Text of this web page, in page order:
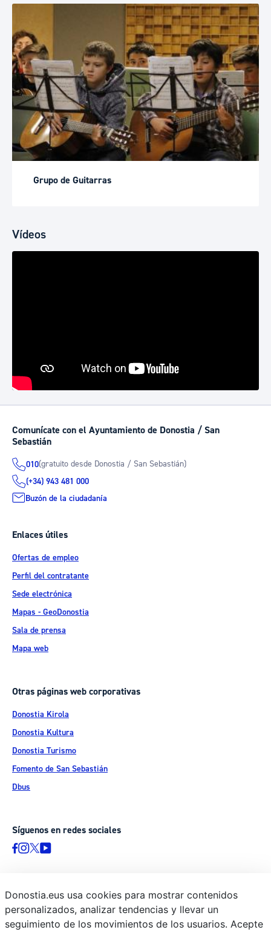
Grupo de Guitarras
Vídeos
Comunícate con el Ayuntamiento de Donostia / San
Sebastián
010(gratuito desde Donostia / San Sebastián)
(+34) 943 481 000
Buzón de la ciudadanía
Enlaces útiles
Ofertas de empleo
Perfil del contratante
Sede electrónica
Mapas - GeoDonostia
Sala de prensa
Mapa web
Otras páginas web corporativas
Donostia Kirola
Donostia Kultura
Donostia Turismo
Fomento de San Sebastián
Dbus
Síguenos en redes sociales
© Donostiako Udala - Ayuntamiento de Donostia / San Sebastián
Ijentea 1, 20003 Donostia / San Sebastián
Donostia.eus usa cookies para mostrar contenidos
personalizados, analizar tendencias y llevar un
seguimiento de los movimientos de los usuarios. Acepte